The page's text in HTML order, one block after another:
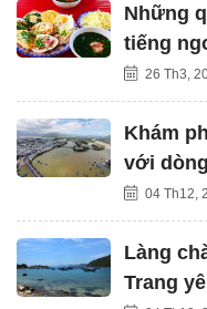
Những
tiếng
26 Th3,
Khám
với
04 Th12,
Làng
Trang